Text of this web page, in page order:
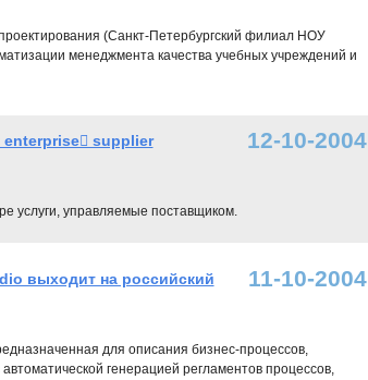
(Санкт-Петербургский филиал НОУ
менеджмента качества учебных учреждений и
supplier
12-10-2004
услуги, управляемые поставщиком.
выходит на российский
11-10-2004
для описания бизнес-процессов,
генерацией регламентов процессов,